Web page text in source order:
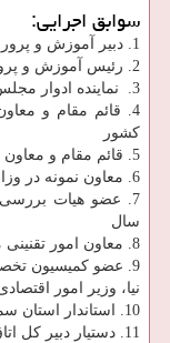
سوابق اجرایی:
1. دبیر آموزش و پرورش
2. رئیس آموزش و پرورش
3. نماینده ادوار مجلس در دوره های چهارم، پنجم، ششم، هشتم
4. قائم مقام و
كشور
5. قائم مقام و معاون امور اجتماعی سازمان بهزیستی کل کشور
6. معاون نمونه در وزارت رفاه و تامین اجتماعی
سال
8. معاون امور تقنینی معاونت امور مجلس ریاست جمهوری
9. عضو کمیسیون
نیا، وزیر امور
10. استاندار استان سمنان
11. دستیار دبیر کل اتاق بازرگانی ایران